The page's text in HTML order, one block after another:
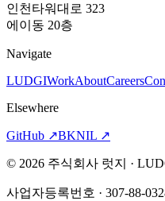
인천타워대로 323
에이동 20층
Navigate
LUDGIWorkAboutCareers
Elsewhere
GitHub ↗BKNIL ↗
© 2026 주식회사 럿지 ·
사업자등록번호 · 307-88-